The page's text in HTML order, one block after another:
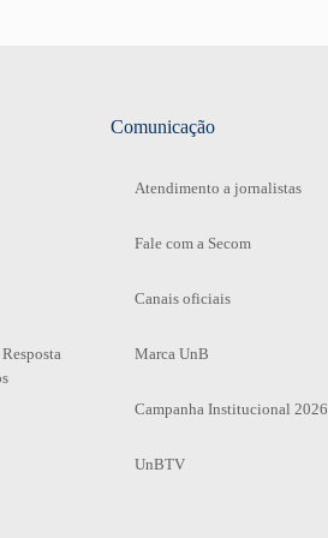
Comunicação
Atendimento a jornalistas
Fale com a Secom
Canais oficiais
Marca UnB
Campanha Institucional 2026
UnBTV